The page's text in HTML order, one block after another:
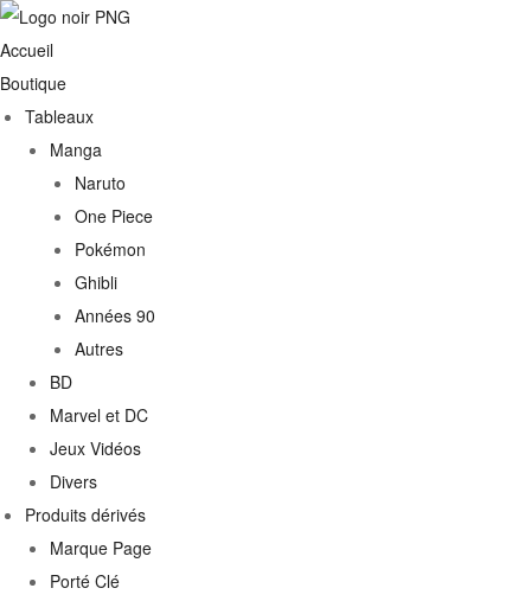
Accueil
Boutique
Tableaux
Manga
Naruto
One Piece
Pokémon
Ghibli
Années 90
Autres
BD
Marvel et DC
Jeux Vidéos
Divers
Produits dérivés
Marque Page
Porté Clé